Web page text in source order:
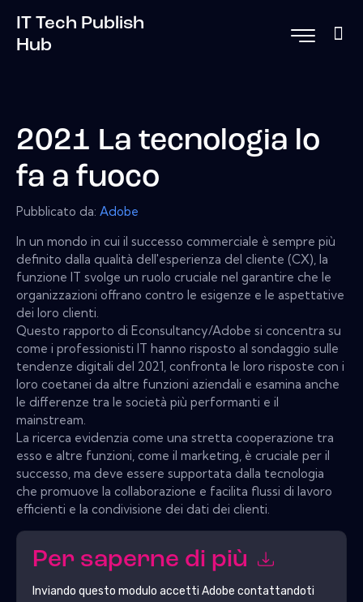
IT Tech Publish
Hub
2021 La tecnologia lo
fa a fuoco
Pubblicato da: Adobe
In un mondo in cui il successo commerciale è sempre più
definito dalla qualità dell'esperienza del cliente (CX), la
funzione IT svolge un ruolo cruciale nel garantire che le
organizzazioni offrano contro le esigenze e le aspettative
dei loro clienti.
Questo rapporto di Econsultancy/Adobe si concentra su
come i professionisti IT hanno risposto al sondaggio sulle
tendenze digitali del 2021, confronta le loro risposte con i
loro coetanei da altre funzioni aziendali e esamina anche
le differenze tra le società più performanti e il
mainstream.
La ricerca evidenzia come una stretta cooperazione tra
esso e altre funzioni, come il marketing, è cruciale per il
successo, ma deve essere supportata dalla tecnologia
che promuove la collaborazione e facilita flussi di lavoro
efficienti e la condivisione dei dati dei clienti.
Per saperne di più
Inviando questo modulo accetti Adobe contattandoti